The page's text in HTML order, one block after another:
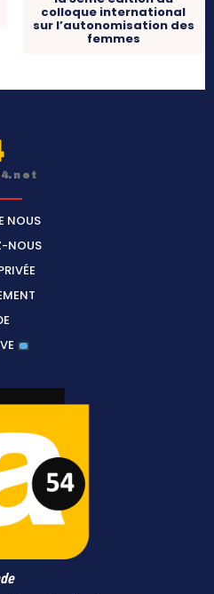
colloque international
sur l’autonomisation des
femmes
NOUS
NOUS